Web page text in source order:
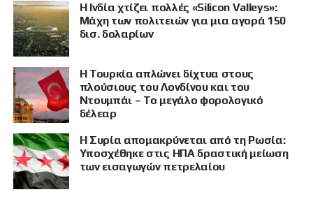
Η Ινδία χτίζει πολλές «Silicon Valleys»:
Μάχη των πολιτειών για μια αγορά 150
δισ. δολαρίων
Η Τουρκία απλώνει δίχτυα στους
πλούσιους του Λονδίνου και του
Ντουμπάι – Το μεγάλο φορολογικό
δέλεαρ
Η Συρία απομακρύνεται από τη Ρωσία:
Υποσχέθηκε στις ΗΠΑ δραστική μείωση
των εισαγωγών πετρελαίου